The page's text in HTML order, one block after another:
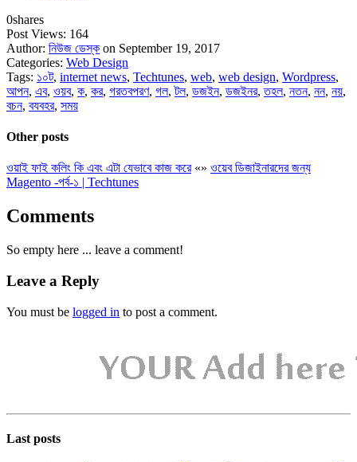
0shares
Post Views: 164
Author: নিউজ ডেস্ক on September 19, 2017
Categories: Web Design
Tags: ১০ট, internet news, Techtunes, web, web design, Wordpress,
আপন, এব, ওয়ব, ক, কর, গরতবপরণ, গল,টল, ডজইন, ডজইনর,তহল, নতন, নন, নয়,
বচন, বযবহর, সময়
Other posts
ওয়াই ফাই কলিং কি এবং এটা যেভাবে কাজ করে«» ওয়েব ডিজাইনারদের জন্য
Magento -পর্ব-১ | Techtunes
Comments
So empty here ... leave a comment!
Leave a Reply
You must be logged in to post a comment.
Last posts